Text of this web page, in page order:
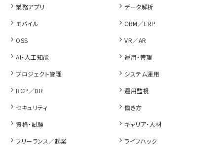
業務アプリ
データ解析
モバイル
CRM／ERP
OSS
VR／AR
AI・人工知能
運用・管理
プロジェクト管理
システム運用
BCP／DR
運用監視
セキュリティ
働き方
資格・試験
キャリア・人材
フリーランス／起業
ライフハック